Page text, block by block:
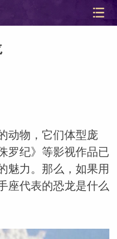
站内导
动物，它们体型庞
罗纪》等影视作品已
魅力。那么，如果用
座代表的恐龙是什么